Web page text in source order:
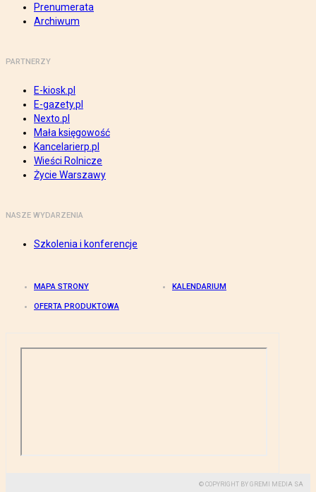
Prenumerata
Archiwum
PARTNERZY
E-kiosk.pl
E-gazety.pl
Nexto.pl
Mała księgowość
Kancelarierp.pl
Wieści Rolnicze
Życie Warszawy
NASZE WYDARZENIA
Szkolenia i konferencje
MAPA STRONY KALENDARIUM
OFERTA PRODUKTOWA
© COPYRIGHT BY GREMI MEDIA SA